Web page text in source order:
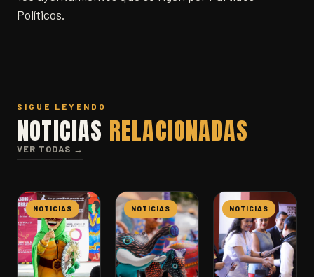
Políticos.
SIGUE LEYENDO
NOTICIAS RELACIONADAS
VER TODAS →
NOTICIAS NOTICIAS NOTICIAS